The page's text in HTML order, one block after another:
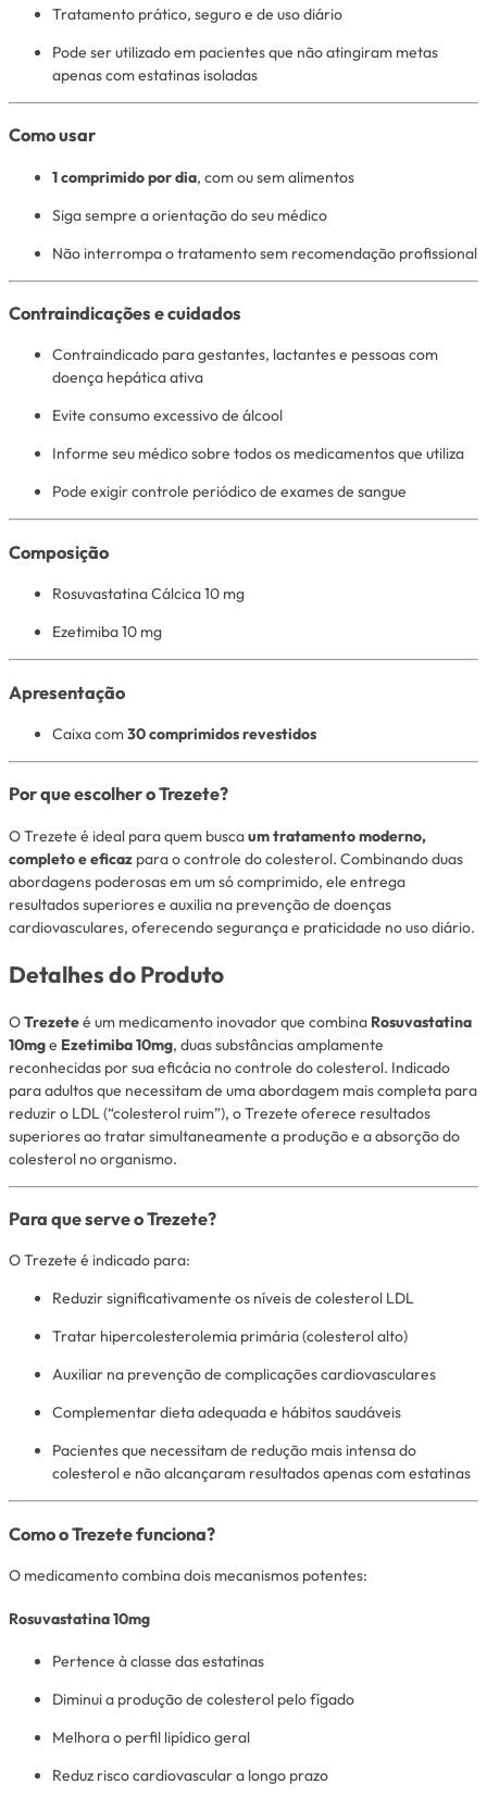
Tratamento prático, seguro e de uso diário
Pode ser utilizado em pacientes que não atingiram metas
apenas com estatinas isoladas
Como usar
1 comprimido por dia, com ou sem alimentos
Siga sempre a orientação do seu médico
Não interrompa o tratamento sem recomendação profissional
Contraindicações e cuidados
Contraindicado para gestantes, lactantes e pessoas com
doença hepática ativa
Evite consumo excessivo de álcool
Informe seu médico sobre todos os medicamentos que utiliza
Pode exigir controle periódico de exames de sangue
Composição
Rosuvastatina Cálcica 10 mg
Ezetimiba 10 mg
Apresentação
Caixa com30 comprimidos revestidos
Por que escolher o Trezete?
O Trezete é ideal para quem buscaum tratamento moderno,
completo e eficaz para o controle do colesterol. Combinando duas
abordagens poderosas em um só comprimido, ele entrega
resultados superiores e auxilia na prevenção de doenças
cardiovasculares, oferecendo segurança e praticidade no uso diário.
Detalhes do Produto
OTrezeteé um medicamento inovador que combina Rosuvastatina
10mge Ezetimiba 10mg, duas substâncias amplamente
reconhecidas por sua eficácia no controle do colesterol. Indicado
para adultos que necessitam de uma abordagem mais completa para
reduzir o LDL (“colesterol ruim”), o Trezete oferece resultados
superiores ao tratar simultaneamente a produção e a absorção do
colesterol no organismo.
Para que serve o Trezete?
O Trezete é indicado para:
Reduzir significativamente os níveis de colesterol LDL
Tratar hipercolesterolemia primária (colesterol alto)
Auxiliar na prevenção de complicações cardiovasculares
Complementar dieta adequada e hábitos saudáveis
Pacientes que necessitam de redução mais intensa do
colesterol e não alcançaram resultados apenas com estatinas
Como o Trezete funciona?
O medicamento combina dois mecanismos potentes:
Rosuvastatina 10mg
Pertence à classe das estatinas
Diminui a produção de colesterol pelo fígado
Melhora o perfil lipídico geral
Reduz risco cardiovascular a longo prazo